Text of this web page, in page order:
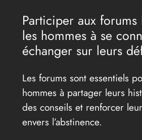
Participer aux
les hommes à se
échanger sur leurs
Les forums sont essentiels
hommes à partager leurs
des conseils et renforcer
envers l’abstinence.